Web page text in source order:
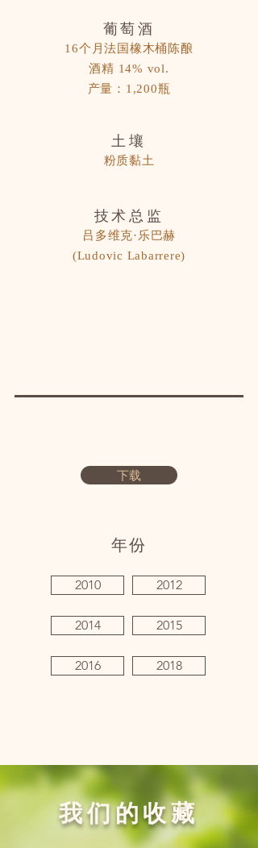
葡萄酒
16个月法国橡木桶陈酿
酒精 14% vol.
产量：1,200瓶
土壤
粉质黏土
技术总监
吕多维克·乐巴赫
(Ludovic Labarrere)
下载
年份
2010
2014
2016
2012
2015
2018
我们的收藏